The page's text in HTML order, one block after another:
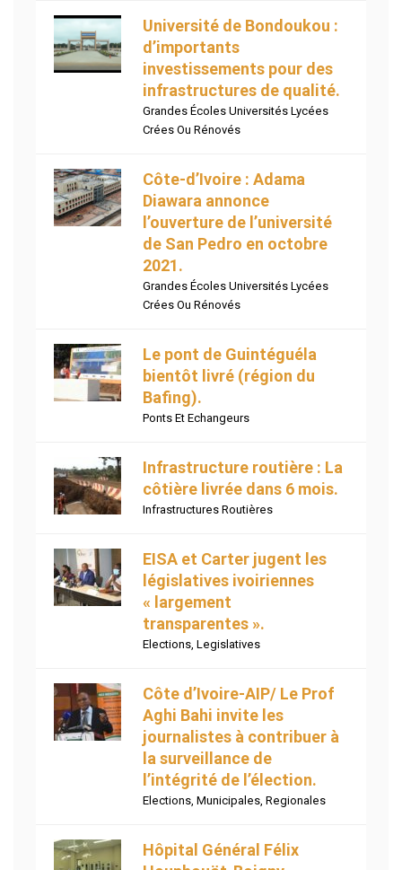
Université de Bondoukou :
d’importants
investissements pour des
infrastructures de qualité.
Grandes Écoles Universités Lycées
Crées Ou Rénovés
Côte-d’Ivoire : Adama
Diawara annonce
l’ouverture de l’université
de San Pedro en octobre
2021.
Grandes Écoles Universités Lycées
Crées Ou Rénovés
Le pont de Guintéguéla
bientôt livré (région du
Bafing).
Ponts Et Echangeurs
Infrastructure routière : La
côtière livrée dans 6 mois.
Infrastructures Routières
EISA et Carter jugent les
législatives ivoiriennes
« largement
transparentes ».
Elections, Legislatives
Côte d’Ivoire-AIP/ Le Prof
Aghi Bahi invite les
journalistes à contribuer à
la surveillance de
l’intégrité de l’élection.
Elections, Municipales, Regionales
Hôpital Général Félix